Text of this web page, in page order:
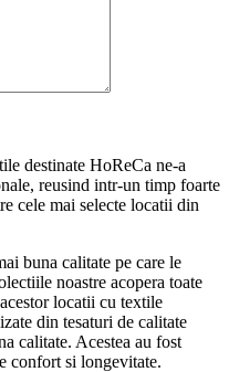
destinate HoReCa ne-a
reusind intr-un timp foarte
cele mai selecte locatii din
buna calitate pe care le
noastre acopera toate
locatii cu textile
din tesaturi de calitate
calitate. Acestea au fost
confort si longevitate.